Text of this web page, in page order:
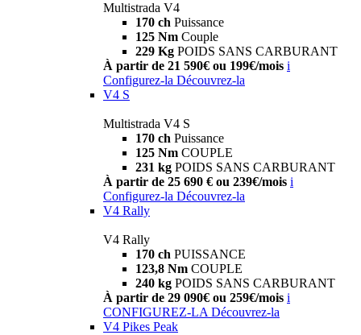
Multistrada V4
170 ch Puissance
125 Nm Couple
229 Kg POIDS SANS CARBURANT
À partir de 21 590€ ou 199€/mois i
Configurez-la Découvrez-la
V4 S
Multistrada V4 S
170 ch Puissance
125 Nm COUPLE
231 kg POIDS SANS CARBURANT
À partir de 25 690 € ou 239€/mois i
Configurez-la Découvrez-la
V4 Rally
V4 Rally
170 ch PUISSANCE
123,8 Nm COUPLE
240 kg POIDS SANS CARBURANT
À partir de 29 090€ ou 259€/mois i
CONFIGUREZ-LA Découvrez-la
V4 Pikes Peak